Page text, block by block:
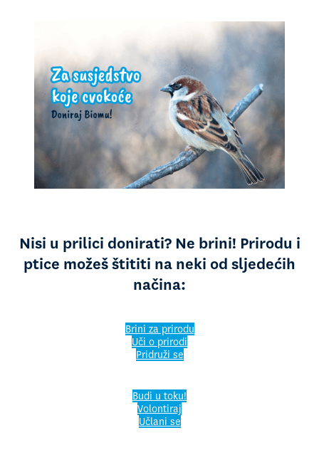
Nisi u prilici donirati? Ne brini! Prirodu i
ptice možeš štititi na neki od sljedećih
načina:
Brini za prirodu
Uči o prirodi
Pridruži se
Budi u toku!
Volontiraj
Učlani se